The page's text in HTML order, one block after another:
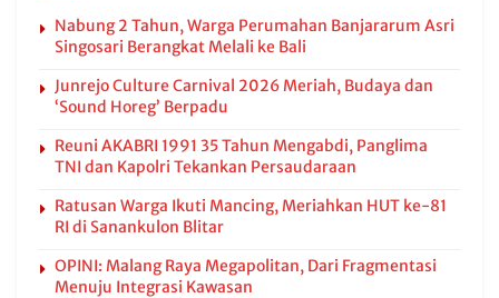
Nabung 2 Tahun, Warga Perumahan Banjararum Asri
Singosari Berangkat Melali ke Bali
Junrejo Culture Carnival 2026 Meriah, Budaya dan
‘Sound Horeg’ Berpadu
Reuni AKABRI 1991 35 Tahun Mengabdi, Panglima
TNI dan Kapolri Tekankan Persaudaraan
Ratusan Warga Ikuti Mancing, Meriahkan HUT ke-81
RI di Sanankulon Blitar
OPINI: Malang Raya Megapolitan, Dari Fragmentasi
Menuju Integrasi Kawasan